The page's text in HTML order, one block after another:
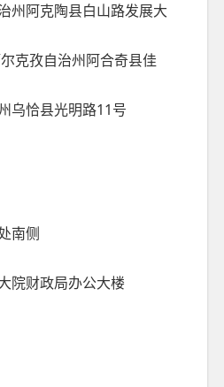
州阿克陶县白山路发展大
克孜自治州阿合奇县佳
乌恰县光明路11号
南侧
院财政局办公大楼